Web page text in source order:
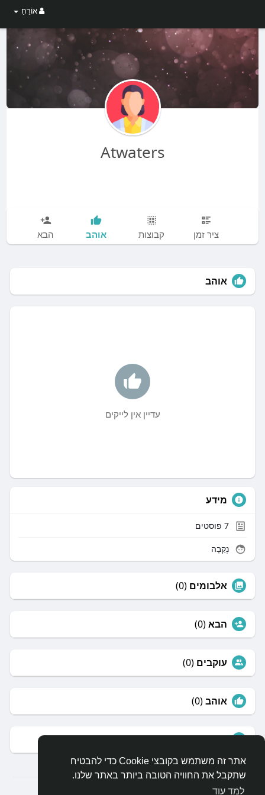
אתר זה משתמש בקובצי Cookie כדי להבטיח
שתקבל את החוויה הטובה ביותר באתר שלנו.
למד עוד
אוֹרֵחַ
Atwaters
ציר זמן קבוצות אוהב הבא
אוהב
עדיין אין לייקים
מידע
7פוסטים
נְקֵבָה
אלבומים (0)
הבא(0)
עוקבים (0)
אוהב(0)
קבוצות(0)